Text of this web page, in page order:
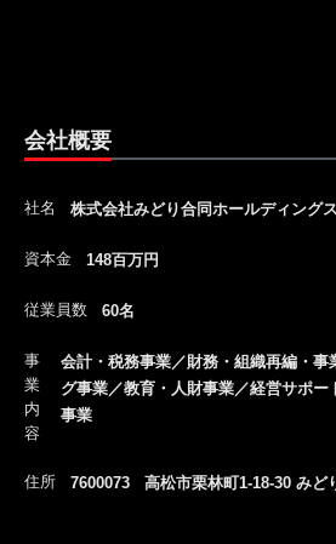
会社概要
社名 株式会社みどり合同ホールディングス
資本金 148百万円
従業員数 60名
事
業
内
容
会計・税務事業／財務・組織再編・事
グ事業／教育・人財事業／経営サポ
事業
住所 7600073 高松市栗林町1-18-30 みど